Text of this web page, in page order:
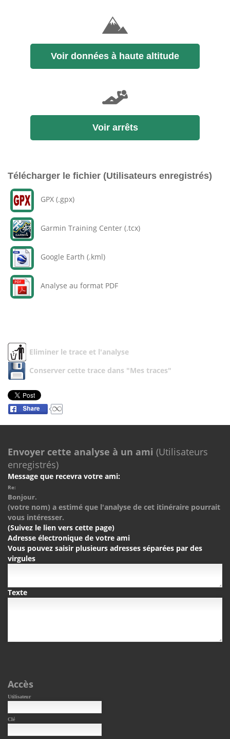
Voir données à haute altitude
Voir arrêts
Télécharger le fichier (Utilisateurs enregistrés)
GPX (.gpx)
Garmin Training Center (.tcx)
Google Earth (.kml)
Analyse au format PDF
Eliminer le trace et l'analyse
Conserver cette trace dans "Mes traces"
Envoyer cette analyse à un ami (Utilisateurs
enregistrés)
Message que recevra votre ami:
Re:
Bonjour.
(votre nom) a estimé que l'analyse de cet itinéraire pourrait
vous intéresser.
(Suivez le lien vers cette page)
Adresse électronique de votre ami
Vous pouvez saisir plusieurs adresses séparées par des
virgules
Texte
Accès
Utilisateur
Clé